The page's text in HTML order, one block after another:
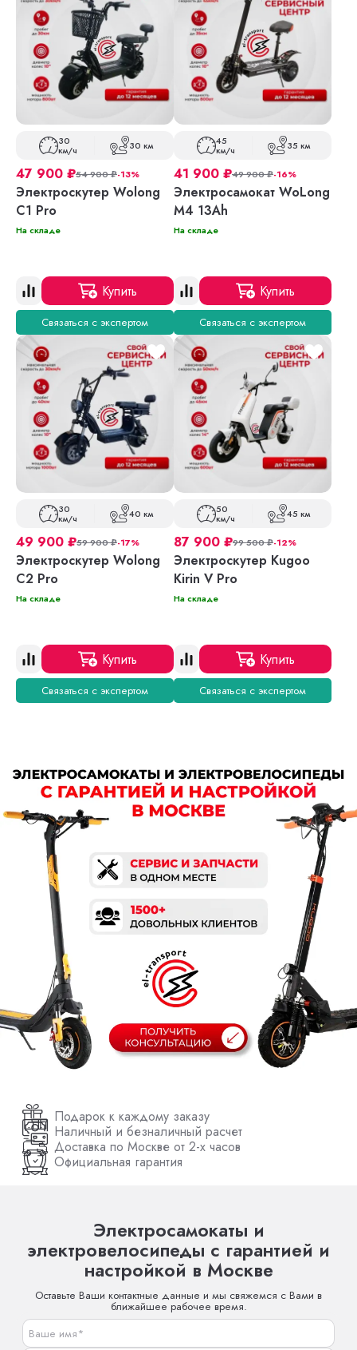
30
км/ч 30 км
47 900 ₽54 900₽-13%
Электроскутер Wolong
C1 Pro
На складе
Купить
Связаться с экспертом
45
км/ч 35 км
41 900 ₽49 900₽-16%
Электросамокат WoLong
M4 13Ah
На складе
Купить
Связаться с экспертом
30
км/ч 40 км
49 900 ₽59 900₽-17%
Электроскутер Wolong
C2 Pro
На складе
Купить
Связаться с экспертом
50
км/ч 45 км
87 900 ₽99 500₽-12%
Электроскутер Kugoo
Kirin V Pro
На складе
Купить
Связаться с экспертом
Подарок к каждому заказу
Наличный и безналичный расчет
Доставка по Москве от 2-х часов
Официальная гарантия
Электросамокаты и
электровелосипеды с гарантией и
настройкой в Москве
Оставьте Ваши контактные данные и мы свяжемся с Вами в
ближайшее рабочее время.